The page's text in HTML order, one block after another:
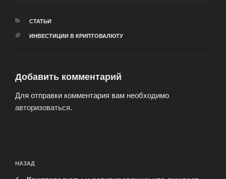
РУБРИКИ
СТАТЬИ
МЕТКИ
ИНВЕСТИЦИИ В КРИПТОВАЛЮТУ
Добавить комментарий
Для отправки комментария вам необходимо
авторизоваться.
по
Предыдущая
НАЗАД